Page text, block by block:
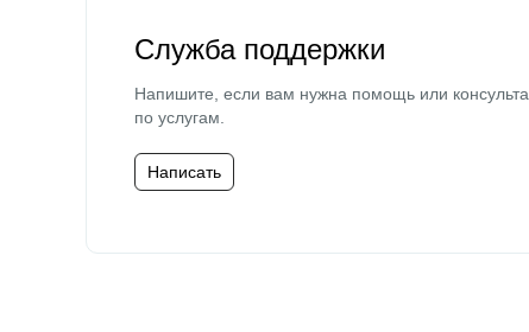
Служба поддержки
Напишите, если вам нужна помощь или
по услугам.
Написать